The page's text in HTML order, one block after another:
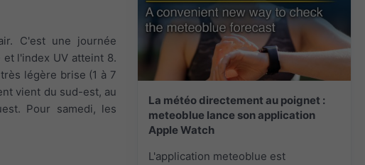
La météo directement au poignet :
meteoblue lance son application
Apple Watch
L'application meteoblue est
C'est une journée
l'index UV atteint 8.
légère brise (1 à 7
vient du sud-est, au
Pour samedi, les